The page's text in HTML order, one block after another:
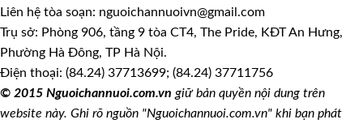
Liên hệ tòa soạn: nguoichannuoivn@gmail.com
Trụ sở: Phòng 906, tầng 9 tòa CT4, The Pride, KĐT An Hưng,
Phường Hà Đông, TP Hà Nội.
Điện thoại: (84.24) 37713699; (84.24) 37711756
© 2015 Nguoichannuoi.com.vn giữ bản quyền nội dung trên
website này. Ghi rõ nguồn "Nguoichannuoi.com.vn" khi bạn phát